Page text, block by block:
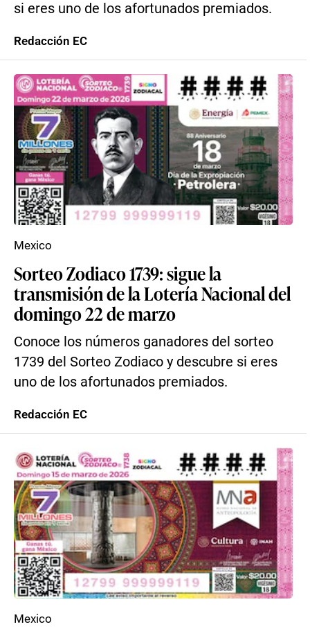
si eres uno de los afortunados premiados.
Redacción EC
Sorteo Zodiaco 1739: sigue la
transmisión de la Lotería Nacional del
domingo 22 de marzo
Conoce los números ganadores del sorteo
1739 del Sorteo Zodiaco y descubre si eres
uno de los afortunados premiados.
Mexico
Redacción EC
Mexico